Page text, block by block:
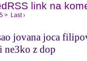
RSS link na
5 > Last ›
jovana joca
ne3ko z dop